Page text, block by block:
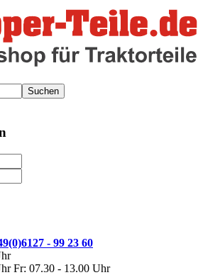
Suchen
- 99 23 60
Fr: 07.30 - 13.00 Uhr